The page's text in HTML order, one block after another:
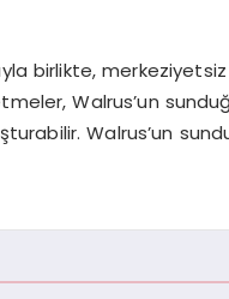
birlikte,
Walrus’un
Walrus’un